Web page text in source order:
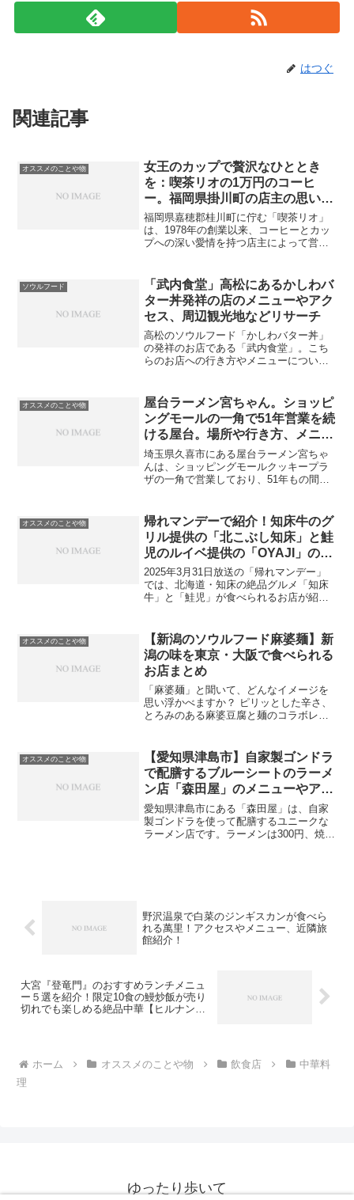
はつぐ
関連記事
オススメのことや物
女王のカップで贅沢なひととき
を：喫茶リオの1万円のコーヒ
ー。福岡県掛川町の店主の思いが
詰まった一杯。
福岡県嘉穂郡桂川町に佇む「喫茶リオ」
は、1978年の創業以来、コーヒーとカッ
プへの深い愛情を持つ店主によって営ま
る人々は心を奪われます。こちらのお店
で提供される「...
ソウルフード
「武内食堂」高松にあるかしわバ
ター丼発祥の店のメニューやアク
セス、周辺観光地などリサーチ
高松のソウルフード「かしわバター丼」
の発祥のお店である「武内食堂」。こち
らのお店への行き方やメニューについて
に行ってみてください。また、食事の後
の観光も是非楽しんで下さ...
オススメのことや物
屋台ラーメン宮ちゃん。ショッピ
ングモールの一角で51年営業を続
ける屋台。場所や行き方、メニュ
ーなどリサーチ！
埼玉県久喜市にある屋台ラーメン宮ちゃ
んは、ショッピングモールクッキープラ
ザの一角で営業しており、51年もの間皆
んのメニューやアクセス、口コミなどを
紹介しています。屋台ラ...
オススメのことや物
帰れマンデーで紹介！知床牛のグ
リル提供の「北こぶし知床」と鮭
児のルイベ提供の「OYAJI」のア
クセスなどリサーチ
2025年3月31日放送の「帰れマンデー」
では、北海道・知床の絶品グルメ「知床
牛」と「鮭児」が食べられるお店が紹介
ぶし知床 ホテル＆リゾート」と、漁師が
営む完全予約制の...
オススメのことや物
【新潟のソウルフード麻婆麺】新
潟の味を東京・大阪で食べられる
お店まとめ
「麻婆麺」と聞いて、どんなイメージを
思い浮かべますか？ ピリッとした辛さ、
とろみのある麻婆豆腐と麺のコラボレー
す。この記事では、麻婆麺ファンにぜひ
訪れてほしい東京...
オススメのことや物
【愛知県津島市】自家製ゴンドラ
で配膳するブルーシートのラーメ
ン店「森田屋」のメニューやアク
セスなど紹介！【オモウマイ店】
愛知県津島市にある「森田屋」は、自家
製ゴンドラを使って配膳するユニークな
ラーメン店です。ラーメンは300円、焼き
野沢温泉で白菜のジンギスカンが食べら
れる萬里！アクセスやメニュー、近隣旅
館紹介！
大宮『登竜門』のおすすめランチメニュ
ー５選を紹介！限定10食の鰻炒飯が売り
切れでも楽しめる絶品中華【ヒルナンデ
ホーム オススメのことや物 飲食店
中華料
理
ゆったり歩いて